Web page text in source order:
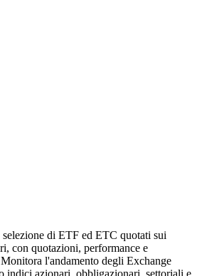
di ETF ed ETC quotati sui
con quotazioni, performance e
l'andamento degli Exchange